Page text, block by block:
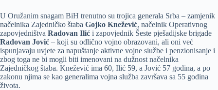
U Oružanim snagam BiH trenutno su trojica generala Srba – zamjenik
načelnika Zajedničko štaba Gojko Knežević, načelnik Operativnog
zapovjedništva Radovan Ilić i zapovjednik Šeste pješadijske brigade
Radovan Jović – koji su odlično vojno obrazovani, ali oni već
ispunjavaju uvjete za napuštanje aktivne vojne siužbe i penzionisanje i
zbog toga ne bi mogli biti imenovani na dužnost načelnika
Zajedničkog štaba. Knežević ima 60, Ilić 59, a Jović 57 godina, a po
zakonu njima se kao generalima vojna služba završava sa 55 godina
života.